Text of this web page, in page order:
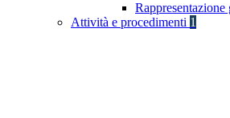
Rappresentazione
Attività e procedimenti 1